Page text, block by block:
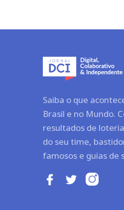
Saiba o que
Brasil e no Mundo.
resultados de
do seu time,
famosos e guias de